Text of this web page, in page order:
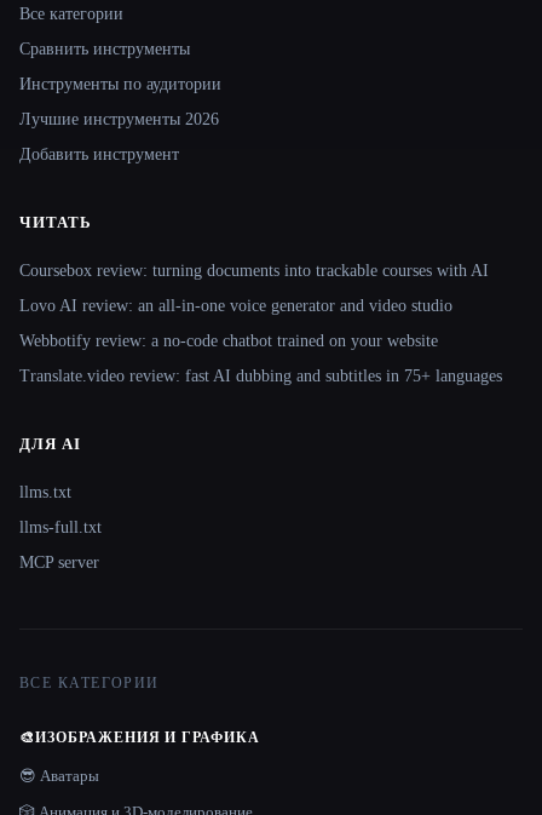
Все категории
Сравнить инструменты
Инструменты по аудитории
Лучшие инструменты 2026
Добавить инструмент
ЧИТАТЬ
Coursebox review: turning documents into trackable courses with AI
Lovo AI review: an all-in-one voice generator and video studio
Webbotify review: a no-code chatbot trained on your website
Translate.video review: fast AI dubbing and subtitles in 75+ languages
ДЛЯ AI
llms.txt
llms-full.txt
MCP server
ВСЕ КАТЕГОРИИ
🎨ИЗОБРАЖЕНИЯ И ГРАФИКА
😎 Аватары